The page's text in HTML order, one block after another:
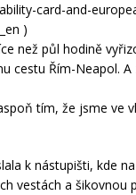
card-and-
)
než půl hodině
cestu Řím-Neapol.
tím, že jsme ve
k nástupišti, kde
vestách a šikovnou